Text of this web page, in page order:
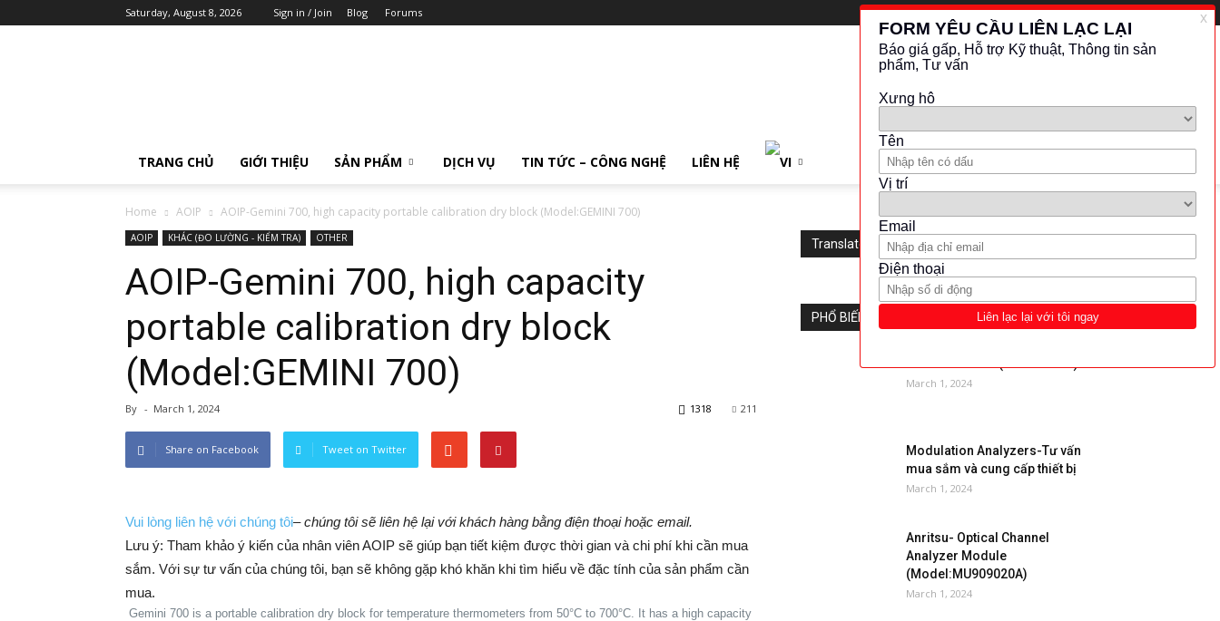
Saturday, August 8, 2026 Sign in / Join Blog Forums
TRANG CHỦ GIỚI THIỆU SẢN PHẨM DỊCH VỤ TIN TỨC – CÔNG NGHỆ LIÊN HỆ
Home AOIP AOIP-Gemini 700, high capacity portable calibration dry block (Model:GEMINI 700)
AOIP KHÁC (ĐO LƯỜNG - KIỂM TRA) OTHER
AOIP-Gemini 700, high capacity
portable calibration dry block
(Model:GEMINI 700)
By - March 1, 2024 211
1318
Share on Facebook Tweet on Twitter
Vui lòng liên hệ với chúng tôi–chúng tôi sẽ liên hệ lại với khách hàng bằng điện thoại hoặc email.
Lưu ý: Tham khảo ý kiến của nhân viên AOIP sẽ giúp bạn tiết kiệm được thời gian và chi phí khi cần mua
sắm. ​​Với sự tư vấn của chúng tôi, bạn sẽ không gặp khó khăn khi tìm hiểu về đặc tính của sản phẩm cần
mua.
Gemini 700 is a portable calibration dry block for temperature thermometers from 50°C to 700°C. It has a high capacity
Translate this website
PHỔ BIẾN
March 1, 2024
Modulation Analyzers-Tư vấn
mua sắm và cung cấp thiết bị
March 1, 2024
Anritsu- Optical Channel
Analyzer Module
(Model:MU909020A)
March 1, 2024